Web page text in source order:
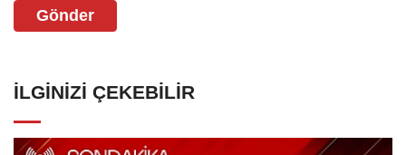
Gönder
İLGINIZI ÇEKEBILIR